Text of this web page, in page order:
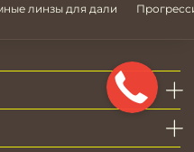
линзы для дали